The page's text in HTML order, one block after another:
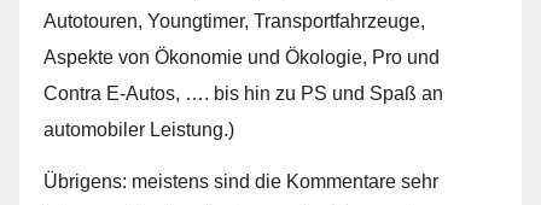
Autotouren, Youngtimer, Transportfahrzeuge,
Aspekte von Ökonomie und Ökologie, Pro und
Contra E-Autos, …. bis hin zu PS und Spaß an
automobiler Leistung.)
Übrigens: meistens sind die Kommentare sehr